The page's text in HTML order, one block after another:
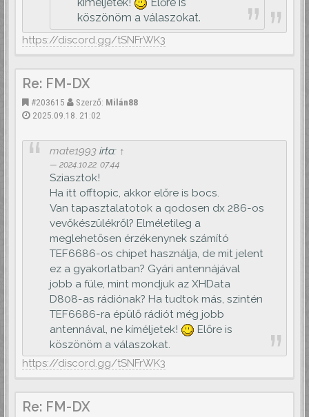
köszönöm a válaszokat.
https://discord.gg/tSNFrWK3
Re: FM-DX
#203615 Szerző: Milán88
2025.09.18. 21:02
mate1993írta: ↑
2024.10.22. 07:44
Sziasztok!
Ha itt offtopic, akkor előre is bocs.
Van tapasztalatotok a qodosen dx 286-os
vevőkészülékről? Elméletileg a
meglehetősen érzékenynek számító
TEF6686-os chipet használja, de mit jelent
ez a gyakorlatban? Gyári antennájával
jobb a füle, mint mondjuk az XHData
D808-as rádiónak? Ha tudtok más, szintén
TEF6686-ra épülő rádiót még jobb
antennával, ne kíméljetek!
Előre is
köszönöm a válaszokat.
https://discord.gg/tSNFrWK3
Re: FM-DX